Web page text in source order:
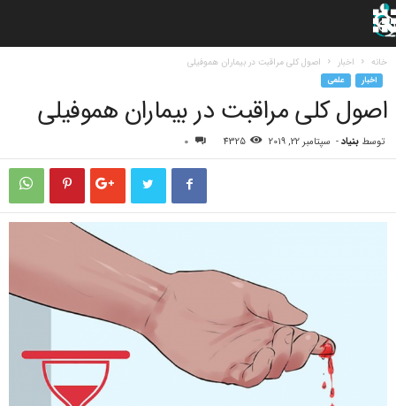
خانه اخبار اصول کلی مراقبت در بیماران هموفیلی
اخبار علمی
اصول کلی مراقبت در بیماران هموفیلی
توسط بنیاد- سپتامبر 22, 2019 4325
0